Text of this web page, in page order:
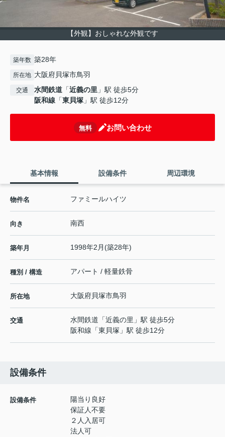
【外観】おしゃれな外観です
築年数 築28年
所在地 大阪府貝塚市鳥羽
交通 水間鉄道 「近義の里 」駅 徒歩5分
阪和線 「東貝塚 」駅 徒歩12分
無料 お問い合わせ
基本情報 設備条件 周辺環境
物件名 ファミールハイツ
向き 南西
築年月 1998年2月(築28年)
種別 / 構造 アパート / 軽量鉄骨
所在地 大阪府貝塚市鳥羽
交通 水間鉄道 「近義の里 」駅 徒歩5分
阪和線 「東貝塚 」駅 徒歩12分
設備条件
設備条件
陽当り良好
保証人不要
２人入居可
法人可